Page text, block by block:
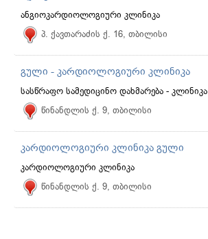
ანგიოკარდიოლოგიური კლინიკა
პ. ქავთარაძის ქ. 16, თბილისი
გული - კარდიოლოგიური კლინიკა
სასწრაფო სამედიცინო დახმარება - კლინიკა
წინანდლის ქ. 9, თბილისი
კარდიოლოგიური კლინიკა გული
კარდიოლოგიური კლინიკა
წინანდლის ქ. 9, თბილისი